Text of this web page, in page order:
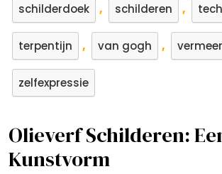
schilderdoek , schilderen ,
terpentijn , van gogh , vermeer
zelfexpressie
Olieverf Schilderen:
Kunstvorm